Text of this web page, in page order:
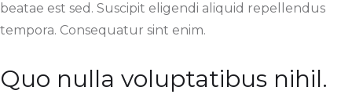
beatae est sed. Suscipit eligendi aliquid repellendus
tempora. Consequatur sint enim.
Quo nulla voluptatibus nihil.